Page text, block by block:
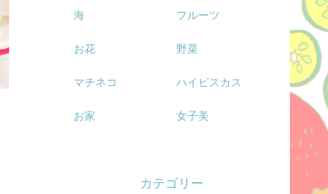
海 フルーツ
お花 野菜
マチネコ ハイビスカス
お家 女子美
カテゴリー